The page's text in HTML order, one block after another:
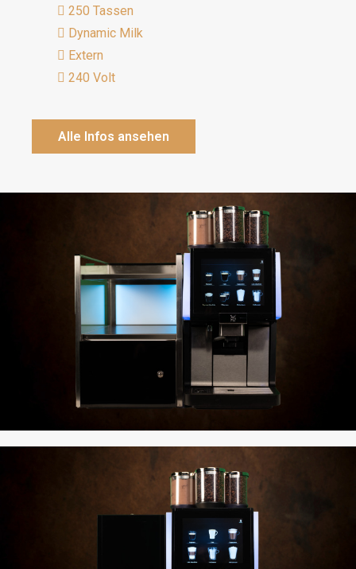
250 Tassen
Dynamic Milk
Extern
240 Volt
Alle Infos ansehen